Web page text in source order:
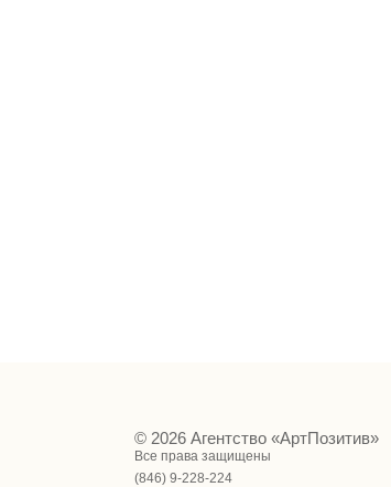
© 2026 Агентство «АртПозитив»
Все права защищены
(846) 9-228-224